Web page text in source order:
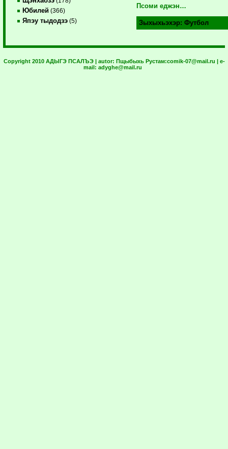
Юбилей (366)
Япэу тыдодзэ (5)
Псоми еджэн…
Зыхыхьэхэр: Футбол
Copyright 2010 АДЫГЭ ПСАЛЪЭ | autor: Пщыбыхь Рустам:comik-07@mail.ru | e-
mail: adyghe@mail.ru